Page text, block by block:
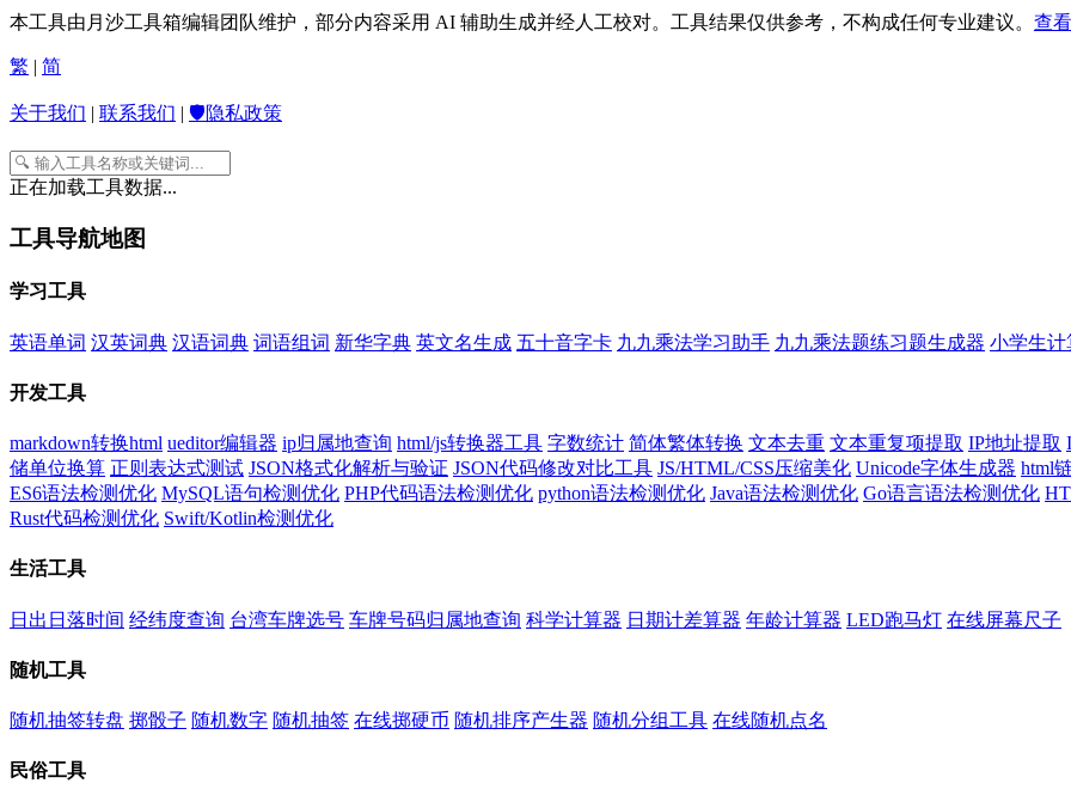
本工具由月沙工具箱编辑团队维护，部分内容采用 AI 辅助生成并经人工校对。工具结果仅供参考，不构成任何专业建议。 查
繁 | 简
关于我们 | 联系我们 | 🛡️隐私政策
正在加载工具数据...
工具导航地图
学习工具
英语单词 汉英词典 汉语词典 词语组词 新华字典 英文名生成 五十音字卡 九九乘法学习助手 九九乘法题练习题生成器 小学生计
开发工具
markdown转换html ueditor编辑器 ip归属地查询 html/js转换器工具 字数统计 简体繁体转换 文本去重 文本重复项提取 IP地址提取
储单位换算 正则表达式测试 JSON格式化解析与验证 JSON代码修改对比工具 JS/HTML/CSS压缩美化 Unicode字体生成器 html
ES6语法检测优化 MySQL语句检测优化 PHP代码语法检测优化 python语法检测优化 Java语法检测优化 Go语言语法检测优化
Rust代码检测优化 Swift/Kotlin检测优化
生活工具
日出日落时间 经纬度查询 台湾车牌选号 车牌号码归属地查询 科学计算器 日期计差算器 年龄计算器 LED跑马灯 在线屏幕尺子
随机工具
随机抽签转盘 掷骰子 随机数字 随机抽签 在线掷硬币 随机排序产生器 随机分组工具 在线随机点名
民俗工具